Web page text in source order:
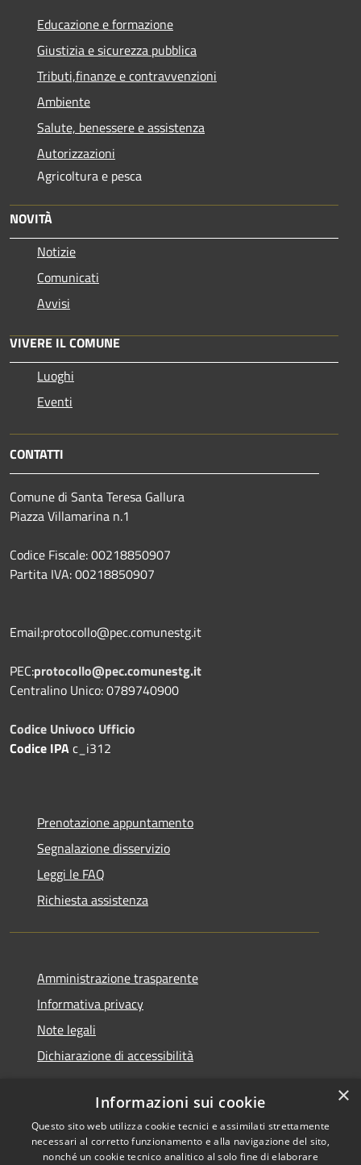
Educazione e formazione
Giustizia e sicurezza pubblica
Tributi,finanze e contravvenzioni
Ambiente
Salute, benessere e assistenza
Autorizzazioni
Agricoltura e pesca
NOVITÀ
Notizie
Comunicati
Avvisi
VIVERE IL COMUNE
Luoghi
Eventi
CONTATTI
Comune di Santa Teresa Gallura
Piazza Villamarina n.1
Codice Fiscale: 00218850907
Partita IVA: 00218850907
Email:protocollo@pec.comunestg.it
PEC:protocollo@pec.comunestg.it
Centralino Unico: 0789740900
Codice Univoco Ufficio
Codice IPAc_i312
Prenotazione appuntamento
Segnalazione disservizio
Leggi le FAQ
Richiesta assistenza
Amministrazione trasparente
Informativa privacy
Note legali
Dichiarazione di accessibilità
RSS
Accessibilità
Copyright © 2026 • Comune di
Santa Teresa Gallura •
×
Informazioni sui cookie
Questo sito web utilizza cookie tecnici e assimilati strettamente
necessari al corretto funzionamento e alla navigazione del sito,
nonché un cookie tecnico analitico al solo fine di elaborare